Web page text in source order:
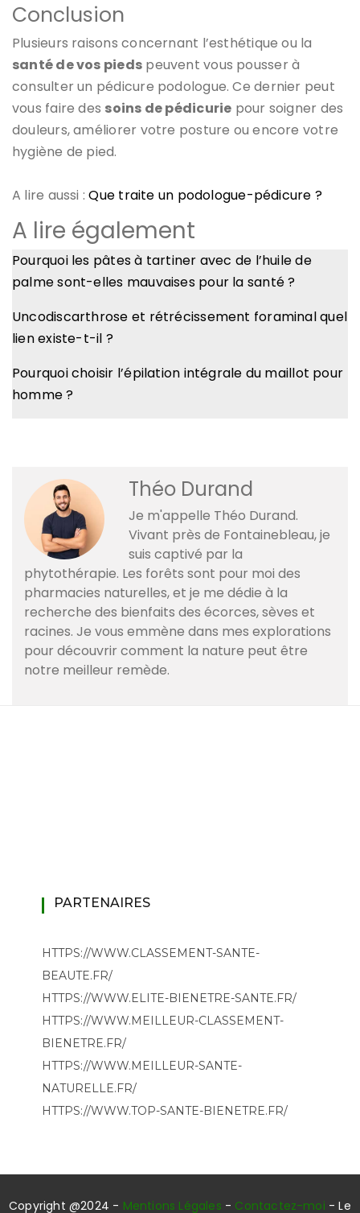
Conclusion
Plusieurs raisons concernant l’esthétique ou la
santé de vos pieds peuvent vous pousser à
consulter un pédicure podologue. Ce dernier peut
vous faire des soins de pédicurie pour soigner des
douleurs, améliorer votre posture ou encore votre
hygiène de pied.
A lire aussi :Que traite un podologue-pédicure ?
A lire également
Pourquoi les pâtes à tartiner avec de l’huile de
palme sont-elles mauvaises pour la santé ?
Uncodiscarthrose et rétrécissement foraminal quel
lien existe-t-il ?
Pourquoi choisir l’épilation intégrale du maillot pour
homme ?
Théo Durand
Je m'appelle Théo Durand.
Vivant près de Fontainebleau, je
suis captivé par la
phytothérapie. Les forêts sont pour moi des
pharmacies naturelles, et je me dédie à la
recherche des bienfaits des écorces, sèves et
racines. Je vous emmène dans mes explorations
pour découvrir comment la nature peut être
notre meilleur remède.
PARTENAIRES
HTTPS://WWW.CLASSEMENT-SANTE-
BEAUTE.FR/
HTTPS://WWW.ELITE-BIENETRE-SANTE.FR/
HTTPS://WWW.MEILLEUR-CLASSEMENT-
BIENETRE.FR/
HTTPS://WWW.MEILLEUR-SANTE-
NATURELLE.FR/
HTTPS://WWW.TOP-SANTE-BIENETRE.FR/
Copyright @2024 - Mentions Légales - Contactez-moi - Le